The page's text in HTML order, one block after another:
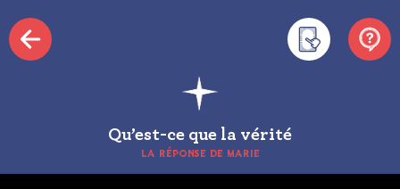
Qu’est-ce que la vérité
LA RÉPONSE DE MARIE